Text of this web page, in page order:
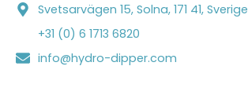
Svetsarvägen 15, Solna, 171 41, Sverige
+31 (0) 6 1713 6820
info@hydro-dipper.com